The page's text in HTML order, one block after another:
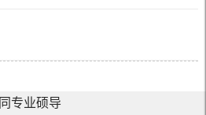
同专业硕导